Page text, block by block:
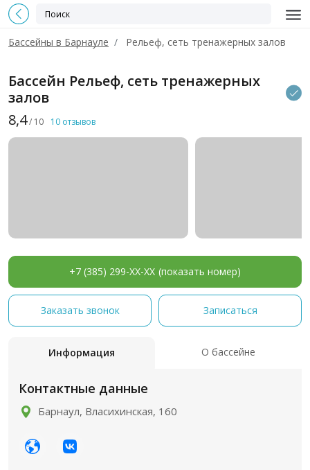
Бассейны в Барнауле Рельеф, сеть тренажерных залов
Бассейн Рельеф, сеть тренажерных
залов
8,4/ 10 10 отзывов
+7 (385) 299-XX-XX (показать номер)
Заказать звонок Записаться
Информация О бассейне
Контактные данные
Барнаул, Власихинская, 160